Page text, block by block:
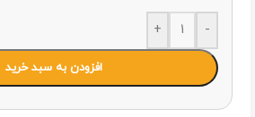
-
+
افزودن به سبد خرید